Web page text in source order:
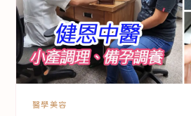
醫學美容